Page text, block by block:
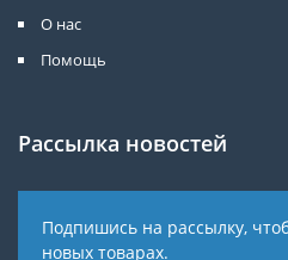
О нас
Помощь
Рассылка новостей
Подпишись на рассылку,
новых товарах.